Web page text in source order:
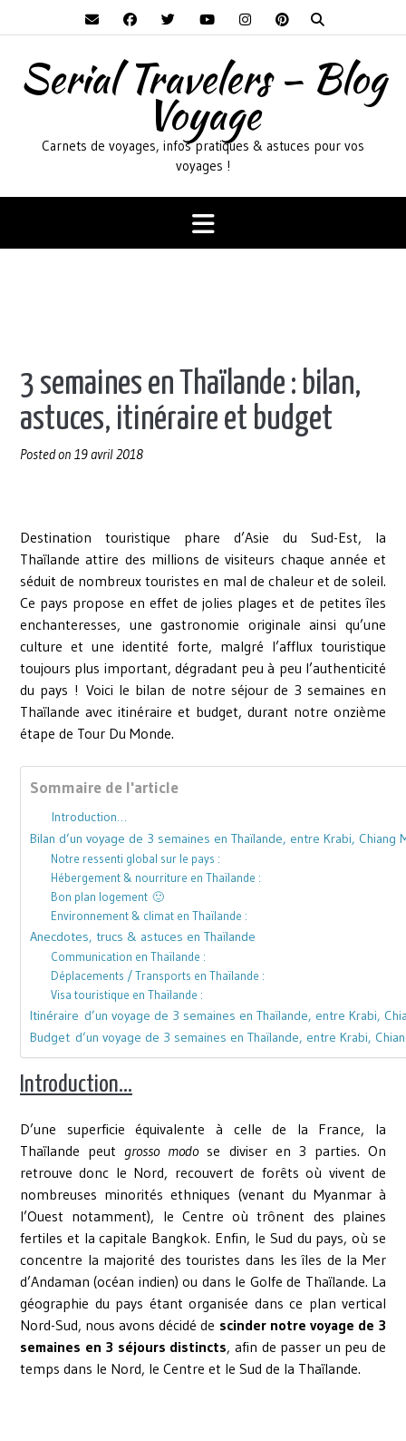
to
Serial Travelers – Blog
Voyage
Carnets de voyages, infos pratiques & astuces pour vos
voyages !
3 semaines en Thaïlande : bilan,
astuces, itinéraire et budget
Posted on 19 avril 2018
Destination touristique phare d’Asie du Sud-Est, la
Thaïlande attire des millions de visiteurs chaque année et
séduit de nombreux touristes en mal de chaleur et de soleil.
Ce pays propose en effet de jolies plages et de petites îles
enchanteresses, une gastronomie originale ainsi qu’une
culture et une identité forte, malgré l’afflux touristique
toujours plus important, dégradant peu à peu l’authenticité
du pays ! Voici le bilan de notre séjour de 3 semaines en
Thaïlande avec itinéraire et budget, durant notre onzième
étape de Tour Du Monde.
Sommaire de l'article
Introduction…
Bilan d’un voyage de 3 semaines en Thaïlande, entre Krabi, Chiang
Notre ressenti global sur le pays :
Hébergement & nourriture en Thaïlande :
Bon plan logement 🙂
Environnement & climat en Thaïlande :
Anecdotes, trucs & astuces en Thaïlande
Communication en Thaïlande :
Déplacements / Transports en Thaïlande :
Visa touristique en Thaïlande :
Itinéraire d’un voyage de 3 semaines en Thaïlande, entre Krabi,
Budget d’un voyage de 3 semaines en Thaïlande, entre Krabi,
Introduction…
D’une superficie équivalente à celle de la France, la
Thaïlande peut grosso modose diviser en 3 parties. On
retrouve donc le Nord, recouvert de forêts où vivent de
nombreuses minorités ethniques (venant du Myanmar à
l’Ouest notamment), le Centre où trônent des plaines
fertiles et la capitale Bangkok. Enfin, le Sud du pays, où se
concentre la majorité des touristes dans les îles de la Mer
d’Andaman (océan indien) ou dans le Golfe de Thaïlande. La
géographie du pays étant organisée dans ce plan vertical
Nord-Sud, nous avons décidé de scinder notre voyage de 3
semaines en 3 séjours distincts, afin de passer un peu de
temps dans le Nord, le Centre et le Sud de la Thaïlande.